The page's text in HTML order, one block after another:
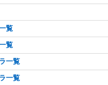
覧
覧
一覧
一覧